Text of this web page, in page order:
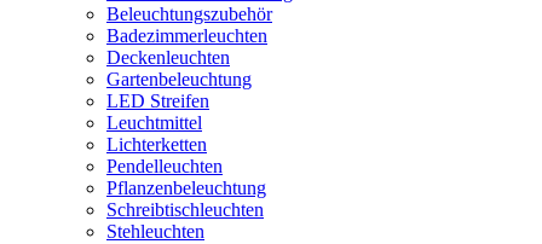
Beleuchtungszubehör
Badezimmerleuchten
Deckenleuchten
Gartenbeleuchtung
LED Streifen
Leuchtmittel
Lichterketten
Pendelleuchten
Pflanzenbeleuchtung
Schreibtischleuchten
Stehleuchten